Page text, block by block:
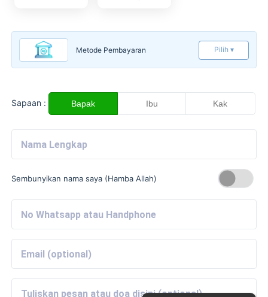
Metode Pembayaran Pilih ▾
Sapaan : Bapak Ibu Kak
Sembunyikan nama saya (Hamba Allah)